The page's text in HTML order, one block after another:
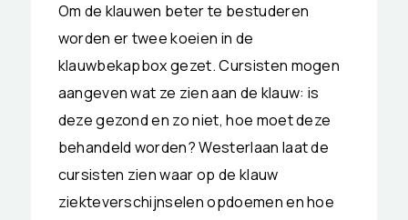
Om de klauwen beter te bestuderen
worden er twee koeien in de
klauwbekapbox gezet. Cursisten mogen
aangeven wat ze zien aan de klauw: is
deze gezond en zo niet, hoe moet deze
behandeld worden? Westerlaan laat de
cursisten zien waar op de klauw
ziekteverschijnselen opdoemen en hoe